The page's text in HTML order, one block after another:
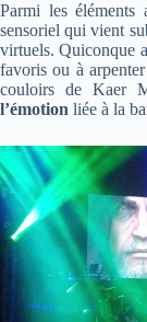
Parmi les éléments
sensoriel qui vient
virtuels. Quiconque
favoris ou à
couloirs de Kaer
l’émotion liée à la